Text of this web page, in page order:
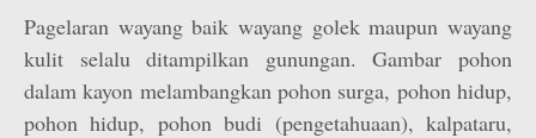
Pagelaran wayang baik wayang golek maupun wayang
kulit selalu ditampilkan gunungan. Gambar pohon
dalam kayon melambangkan pohon surga, pohon hidup,
pohon hidup, pohon budi (pengetahuaan), kalpataru,